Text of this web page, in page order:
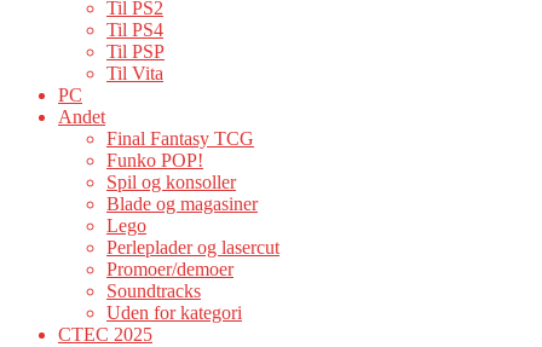
Til PS2
Til PS4
Til PSP
Til Vita
PC
Andet
Final Fantasy TCG
Funko POP!
Spil og konsoller
Blade og magasiner
Lego
Perleplader og lasercut
Promoer/demoer
Soundtracks
Uden for kategori
CTEC 2025